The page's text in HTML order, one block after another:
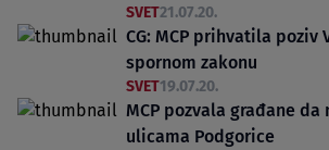
SVET21.07.20.
CG: MCP prihvatila poziv
spornom zakonu
SVET19.07.20.
MCP pozvala građane
ulicama Podgorice